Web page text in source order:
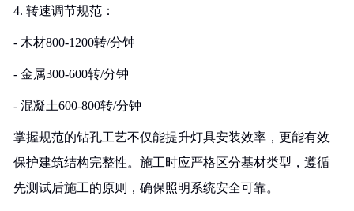
4. 转速调节规范：
- 木材800-1200转/分钟
- 金属300-600转/分钟
- 混凝土600-800转/分钟
掌握规范的钻孔工艺不仅能提升灯具安装效率，更能有效
保护建筑结构完整性。施工时应严格区分基材类型，遵循
先测试后施工的原则，确保照明系统安全可靠。